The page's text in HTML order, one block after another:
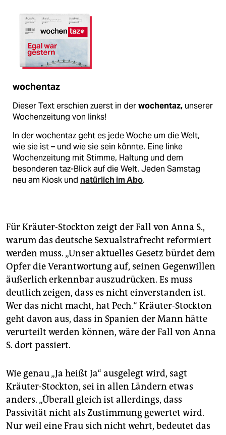
wochentaz
Dieser Text erschien zuerst in derwochentaz, unserer
Wochenzeitung von links!
In der wochentaz geht es jede Woche um die Welt,
wie sie ist – und wie sie sein könnte. Eine linke
Wochenzeitung mit Stimme, Haltung und dem
besonderen taz-Blick auf die Welt. Jeden Samstag
neu am Kiosk und natürlich im Abo.
Für Kräuter-Stockton zeigt der Fall von Anna S.,
warum das deutsche Sexualstrafrecht reformiert
werden muss. „Unser aktuelles Gesetz bürdet dem
Opfer die Verantwortung auf, seinen Gegenwillen
äußerlich erkennbar auszudrücken. Es muss
deutlich zeigen, dass es nicht einverstanden ist.
Wer das nicht macht, hat Pech.“ Kräuter-Stockton
geht davon aus, dass in Spanien der Mann hätte
verurteilt werden können, wäre der Fall von Anna
S. dort passiert.
Wie genau „Ja heißt Ja“ ausgelegt wird, sagt
Kräuter-Stockton, sei in allen Ländern etwas
anders. „Überall gleich ist allerdings, dass
Passivität nicht als Zustimmung gewertet wird.
Nur weil eine Frau sich nicht wehrt, bedeutet das